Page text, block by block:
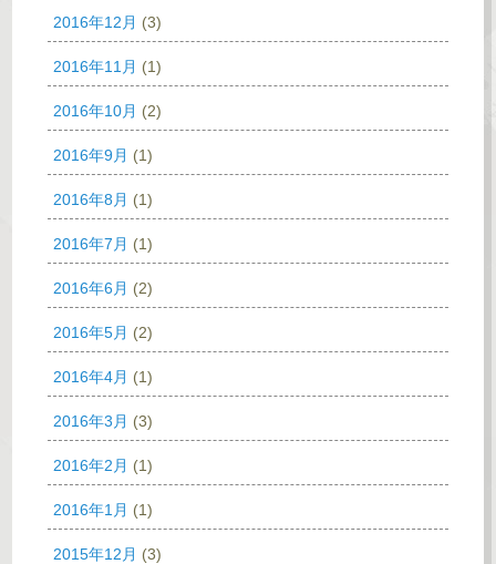
2016年12月 (3)
2016年11月 (1)
2016年10月 (2)
2016年9月 (1)
2016年8月 (1)
2016年7月 (1)
2016年6月 (2)
2016年5月 (2)
2016年4月 (1)
2016年3月 (3)
2016年2月 (1)
2016年1月 (1)
2015年12月 (3)